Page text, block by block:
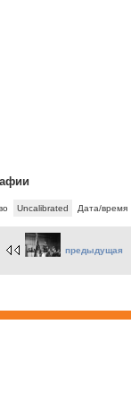
Uncalibrated Дата/время
предыдущая